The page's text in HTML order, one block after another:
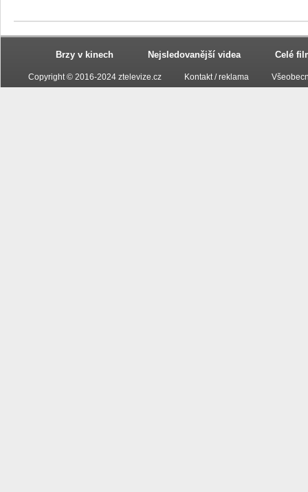
Brzy v kinech Nejsledovanější videa Celé
Copyright © 2016-2024 ztelevize.cz Kontakt / reklama